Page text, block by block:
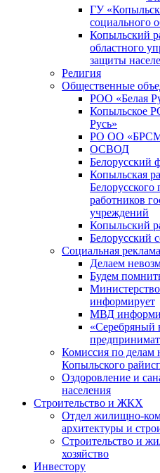
ГУ
социального
Копыльский
областного
защиты
Религия
Общественные
РОО «Белая
Копыльское
Русь»
РО ОО
ОСВОД
Белорусский
Копыльская
Белорусского
работников
учреждений
Копыльский
Белорусский
Социальная реклама
Делаем
Будем
информирует
МВД
«Серебряный
Комиссия по делам
Копыльского
Оздоровление и
населения
Строительство и ЖКХ
Отдел жилищно-
архитектуры и
Строительство и
хозяйство
Инвестору